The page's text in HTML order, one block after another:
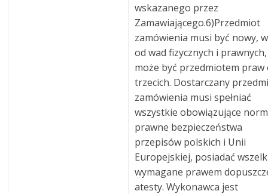
wskazanego przez
Zamawiającego.6)Przedmiot
zamówienia musi być nowy,
od wad fizycznych i
może być przedmiotem praw
trzecich. Dostarczany
zamówienia musi spełniać
wszystkie obowiązujące
prawne bezpieczeństwa
przepisów polskich i Unii
Europejskiej, posiadać
wymagane prawem
atesty. Wykonawca jest